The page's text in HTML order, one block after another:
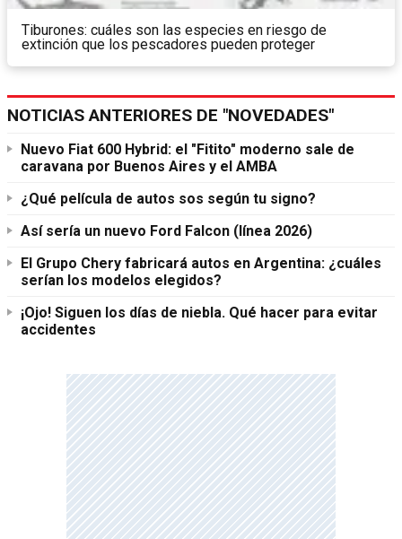
Tiburones: cuáles son las especies en riesgo de
extinción que los pescadores pueden proteger
NOTICIAS ANTERIORES DE "NOVEDADES"
Nuevo Fiat 600 Hybrid: el "Fitito" moderno sale de
caravana por Buenos Aires y el AMBA
¿Qué película de autos sos según tu signo?
Así sería un nuevo Ford Falcon (línea 2026)
El Grupo Chery fabricará autos en Argentina: ¿cuáles
serían los modelos elegidos?
¡Ojo! Siguen los días de niebla. Qué hacer para evitar
accidentes